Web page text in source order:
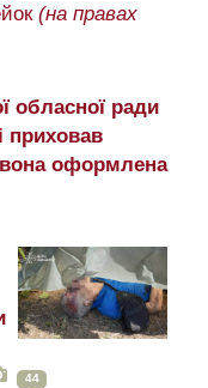
(на правах
обласної ради
приховав
оформлена
44